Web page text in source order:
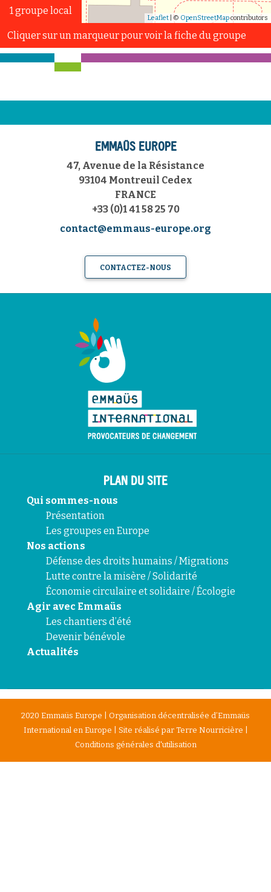
Leaflet | © OpenStreetMapcontributors
1 groupe local
Cliquer sur un marqueur pour voir la fiche du groupe
EMMAÜS EUROPE
47, Avenue de la Résistance
93104 Montreuil Cedex
FRANCE
+33 (0)1 41 58 25 70
contact@emmaus-europe.org
CONTACTEZ-NOUS
PLAN DU SITE
Qui sommes-nous
Présentation
Les groupes en Europe
Nos actions
Défense des droits humains / Migrations
Lutte contre la misère / Solidarité
Économie circulaire et solidaire / Écologie
Agir avec Emmaüs
Les chantiers d’été
Devenir bénévole
Actualités
2020 Emmaüs Europe | Organisation décentralisée d’Emmaüs
International en Europe | Site réalisé par Terre Nourricière
Conditions générales d'utilisation